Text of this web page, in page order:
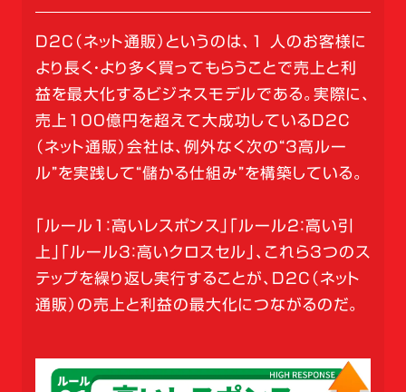
D2C（ネット通販）というのは、1 人のお客様に
より長く・より多く買ってもらうことで売上と利
益を最大化するビジネスモデルである。実際に、
売上100億円を超えて大成功しているD2C
（ネット通販）会社は、例外なく次の“3高ルー
ル”を実践して“儲かる仕組み”を構築している。
「ルール1：高いレスポンス」「ルール2：高い引
上」「ルール3：高いクロスセル」、これら3つのス
テップを繰り返し実行することが、D2C（ネット
通販）の売上と利益の最大化につながるのだ。